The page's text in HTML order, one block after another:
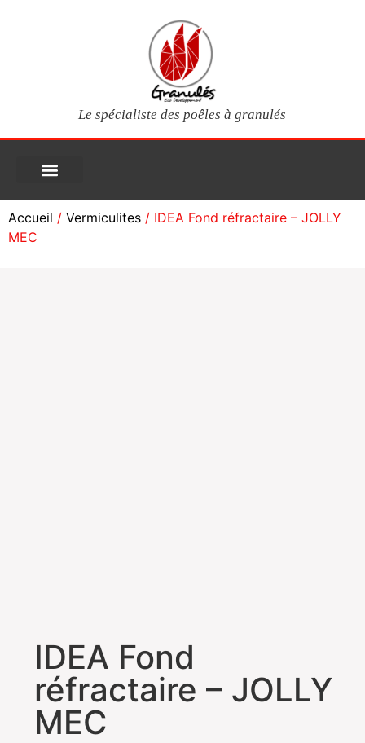
Le spécialiste des poêles à granulés
Accueil / Vermiculites / IDEA Fond réfractaire – JOLLY
MEC
IDEA Fond
réfractaire – JOLLY
MEC